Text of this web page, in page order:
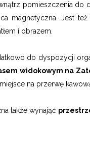
pomieszczenia do
magnetyczna. Jest
i obrazem.
do dyspozycji
widokowym na
na przerwę
także wynająć